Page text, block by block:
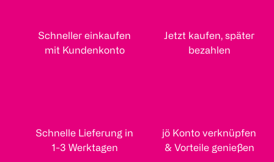
Schneller einkaufen
mit Kundenkonto
Jetzt kaufen, später
bezahlen
Schnelle Lieferung in
1-3 Werktagen
jö Konto verknüpfen
& Vorteile genießen